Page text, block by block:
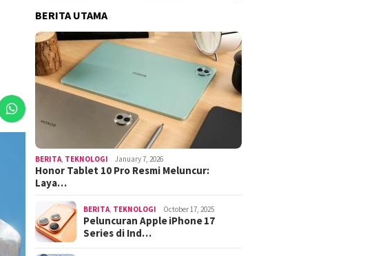
BERITA UTAMA
BERITA TEKNOLOGI January 7, 2026
Honor Tablet 10 Pro Resmi Meluncur:
Laya…
BERITA TEKNOLOGI October 17, 2025
Peluncuran Apple iPhone 17
Series di Ind…